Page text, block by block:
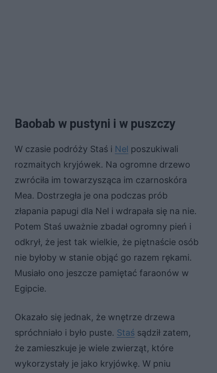
Baobab w pustyni i w puszczy
W czasie podróży Staś i Nel poszukiwali
rozmaitych kryjówek. Na ogromne drzewo
zwróciła im towarzysząca im czarnoskóra
Mea. Dostrzegła je ona podczas prób
złapania papugi dla Nel i wdrapała się na nie.
Potem Staś uważnie zbadał ogromny pień i
odkrył, że jest tak wielkie, że piętnaście osób
nie byłoby w stanie objąć go razem rękami.
Musiało ono jeszcze pamiętać faraonów w
Egipcie.
Okazało się jednak, że wnętrze drzewa
spróchniało i było puste. Staś sądził zatem,
że zamieszkuje je wiele zwierząt, które
wykorzystały je jako kryjówkę. W pniu